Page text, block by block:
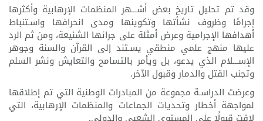
وقد تم تحليل تاريخ بعض أشـــهر المنظمات الإرهابية وأكثرها
إجرامًا وظروف نشأتها وتكوينها ومدى انحرافها واسـتنباط
أهدافها الإجرامية وعرض أمثلة على جرائها الشنيعة، ومن ثم الرد
عليها منهج علمي منطقي يسـتند إلى القرآن والسنة وجوهر
الإســـلام الذي يدعو، بل ويأمر بالتسامح والتعايش ونشر السلم
وتجنب القتل والدمار وقبول الآخر.
وعرضت الدراسـة مجموعة من المبادرات الوطنية التي تم إطلاقها
لمواجهة أخطار وتحديات الجماعات والمنظمات الإرهابية، التي